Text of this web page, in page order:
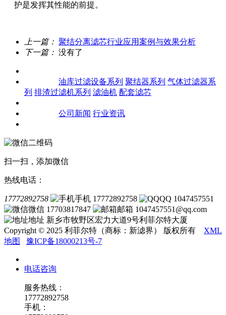
护是发挥其性能的前提。
上一篇： 聚结分离滤芯行业应用案例与效果分析
下一篇： 没有了
油库过滤设备系列 聚结器系列 气体过滤器系
列 排渣过滤机系列 滤油机 配套滤芯
公司新闻 行业资讯
扫一扫，添加微信
热线电话：
17772892758 手机 17772892758
QQ 1047457551
微信 17703817847
邮箱 1047457551@qq.com
地址 新乡市牧野区宏力大道9号利菲尔特大厦
Copyright © 2025 利菲尔特（商标：新滤界） 版权所有 XML
地图
豫ICP备18000213号-7
电话咨询
服务热线：
17772892758
手机：